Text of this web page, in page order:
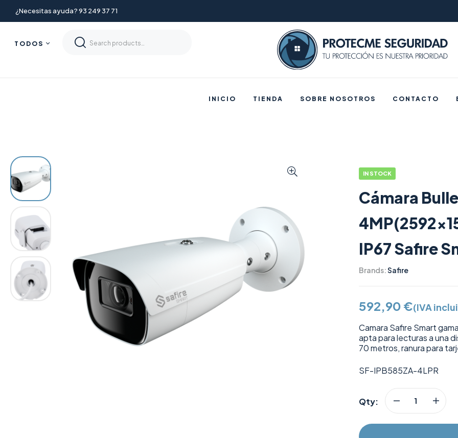
¿Necesitas ayuda? 93 249 37 71
TODOS
INICIO TIENDA SOBRE NOSOTROS CONTACTO
IN STOCK
Cámara
IP67 Safire
Brands:Safire
592,90 €(IVA
Camara Safire Smart
apta para lecturas a una
70 metros, ranura para
SF-IPB585ZA-4LPR
Qty: